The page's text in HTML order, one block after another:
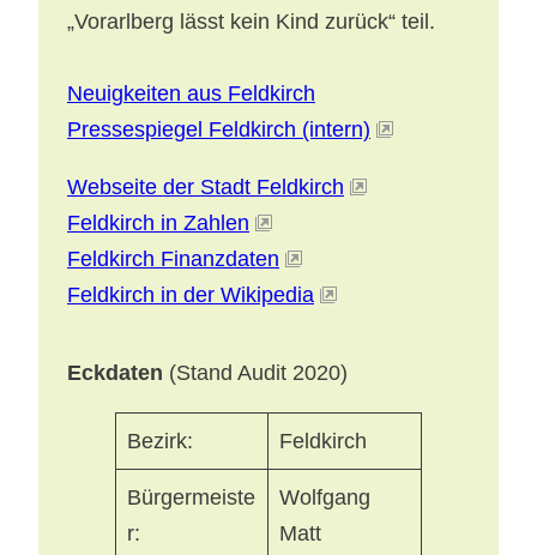
„Vorarlberg lässt kein Kind zurück“ teil.
Neuigkeiten aus Feldkirch
Pressespiegel Feldkirch (intern)
Webseite der Stadt Feldkirch
Feldkirch in Zahlen
Feldkirch Finanzdaten
Feldkirch in der Wikipedia
Eckdaten (Stand Audit 2020)
Bezirk: Feldkirch
Bürgermeiste
r:
Wolfgang
Matt